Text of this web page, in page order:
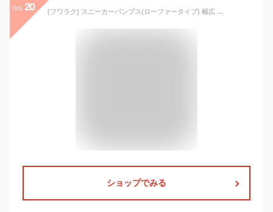
no. 20 [フワラク] スニーカーパンプス(ローファータイプ) 幅広 3E 防水 インヒール搭載 <4.0cmヒール> 【22.0cm~25.0cm】 レディース ブラック 24.5 cm
ショップでみる